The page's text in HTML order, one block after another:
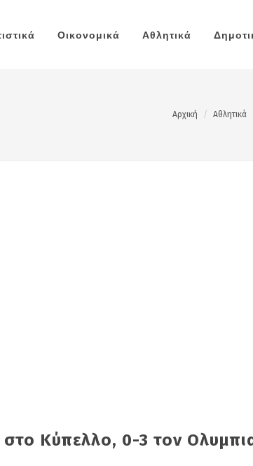
Οικονομικά Αθλητικά
Αρχική Αθλητικά
στο Κύπελλο, 0-3 τον